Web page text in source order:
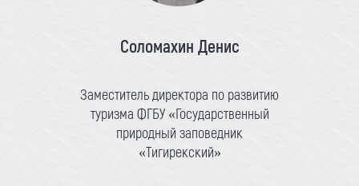
Соломахин Денис
Заместитель директора по развитию
туризма ФГБУ «Государственный
природный заповедник
«Тигирекский»